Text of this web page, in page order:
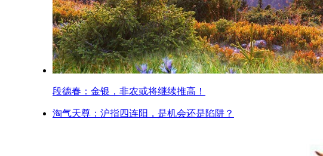
段德春：金银，非农或将继续推高！
淘气天尊：沪指四连阳，是机会还是陷阱？